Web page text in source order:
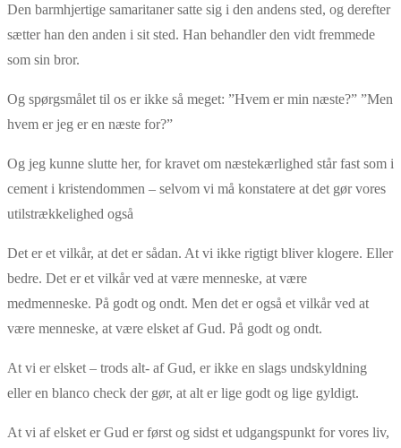
Den barmhjertige samaritaner satte sig i den andens sted, og derefter
sætter han den anden i sit sted. Han behandler den vidt fremmede
som sin bror.
Og spørgsmålet til os er ikke så meget: ”Hvem er min næste?” ”Men
hvem er jeg er en næste for?”
Og jeg kunne slutte her, for kravet om næstekærlighed står fast som i
cement i kristendommen – selvom vi må konstatere at det gør vores
utilstrækkelighed også
Det er et vilkår, at det er sådan. At vi ikke rigtigt bliver klogere. Eller
bedre. Det er et vilkår ved at være menneske, at være
medmenneske. På godt og ondt. Men det er også et vilkår ved at
være menneske, at være elsket af Gud. På godt og ondt.
At vi er elsket – trods alt- af Gud, er ikke en slags undskyldning
eller en blanco check der gør, at alt er lige godt og lige gyldigt.
At vi af elsket er Gud er først og sidst et udgangspunkt for vores liv,